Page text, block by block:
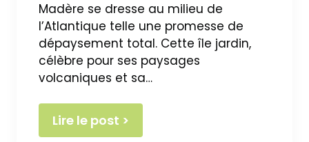
Madère se dresse au milieu de
l’Atlantique telle une promesse de
dépaysement total. Cette île jardin,
célèbre pour ses paysages
volcaniques et sa…
Lire le post >